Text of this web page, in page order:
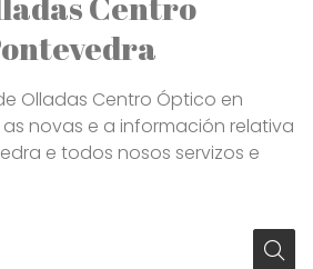
Olladas Centro Óptico en
novas e a información relativa
e todos nosos servizos e